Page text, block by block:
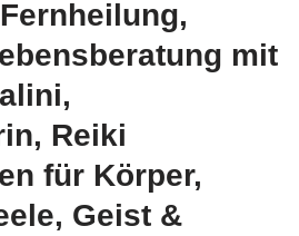
mit
Reiki
für Körper,
Geist &